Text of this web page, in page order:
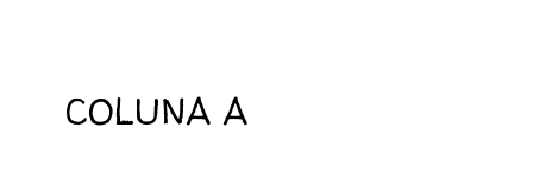
COLUNA A